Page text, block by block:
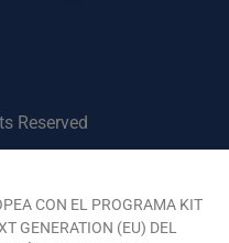
Reserved
CON EL PROGRAMA KIT
GENERATION (EU) DEL